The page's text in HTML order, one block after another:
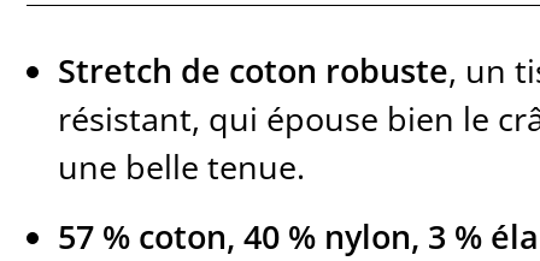
Stretch de coton robuste, un
résistant, qui épouse bien le
une belle tenue.
57 % coton, 40 % nylon, 3 %